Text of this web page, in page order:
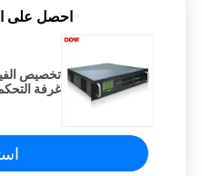
احصل على
تخصيص
غرفة